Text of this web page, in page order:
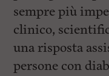
sempre più
clinico,
una risposta
persone con